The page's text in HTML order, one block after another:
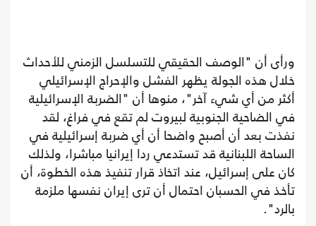
ورأى أن "الوصف الحقيقي للتسلسل الزمني للأحداث
خلال هذه الجولة يظهر الفشل والإحراج الإسرائيلي
أكثر من أي شيء آخر"، منوها أن "الضربة الإسرائيلية
في الضاحية الجنوبية لبيروت لم تقع في فراغ، لقد
نفذت بعد أن أصبح واضحا أن أي ضربة إسرائيلية في
الساحة اللبنانية قد تستدعي ردا إيرانيا مباشرا، ولذلك
كان على إسرائيل، عند اتخاذ قرار تنفيذ هذه الخطوة، أن
تأخذ في الحسبان احتمال أن ترى إيران نفسها ملزمة
بالرد".